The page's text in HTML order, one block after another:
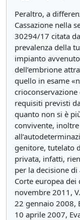
Peraltro, a
Cassazione nella
30294/17 citata
prevalenza della
impianto
dell’embrione
quello in esame
requisiti previsti
quanto non si è
convivente,
genitore, tutelato
privata, infatti,
per la decisione
Corte europea dei
novembre 2011,
22 gennaio 2008,
10 aprile 2007,